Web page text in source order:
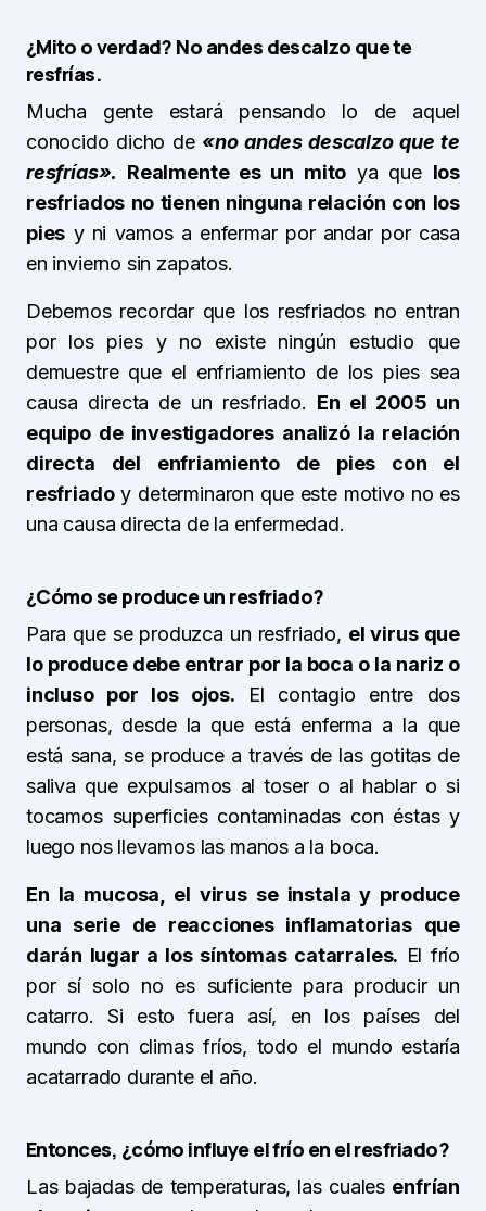
¿Mito o verdad? No andes descalzo que te
resfrías.
Mucha gente estará pensando lo de aquel
conocido dicho de «no andes descalzo que te
resfrías». Realmente es un mito ya que los
resfriados no tienen ninguna relación con los
pies y ni vamos a enfermar por andar por casa
en invierno sin zapatos.
Debemos recordar que los resfriados no entran
por los pies y no existe ningún estudio que
demuestre que el enfriamiento de los pies sea
causa directa de un resfriado. En el 2005 un
equipo de investigadores analizó la relación
directa del enfriamiento de pies con el
resfriadoy determinaron que este motivo no es
una causa directa de la enfermedad.
¿Cómo se produce un resfriado?
Para que se produzca un resfriado, el virus que
lo produce debe entrar por la boca o la nariz o
incluso por los ojos. El contagio entre dos
personas, desde la que está enferma a la que
está sana, se produce a través de las gotitas de
saliva que expulsamos al toser o al hablar o si
tocamos superficies contaminadas con éstas y
luego nos llevamos las manos a la boca.
En la mucosa, el virus se instala y produce
una serie de reacciones inflamatorias que
darán lugar a los síntomas catarrales. El frío
por sí solo no es suficiente para producir un
catarro. Si esto fuera así, en los países del
mundo con climas fríos, todo el mundo estaría
acatarrado durante el año.
Entonces, ¿cómo influye el frío en el resfriado?
Las bajadas de temperaturas, las cuales enfrían